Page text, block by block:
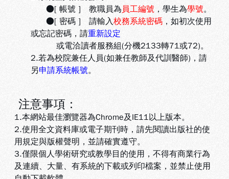
●[ 帳號 ] 教職員為 員工編號 ，學生為學號。
●[ 密碼 ] 請輸入校務系統密碼 ，如初次使用
或忘記密碼，請重新設定
或電洽讀者服務組(分機2133轉71或72)。
2.若為校院兼任人員(如兼任教師及代訓醫師)，請
另申請系統帳號。
注意事項：
1.本網站最佳瀏覽器為Chrome及IE11以上版本。
2.使用全文資料庫或電子期刊時，請先閱讀出版社的使
用規定與版權聲明，並請確實遵守。
3.僅限個人學術研究或教學目的使用，不得有商業行為
及連續、大量、有系統的下載或列印檔案，並禁止使用